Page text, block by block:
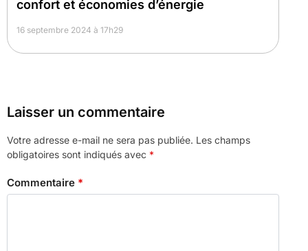
confort et économies d’énergie
16 septembre 2024 à 17h29
Laisser un commentaire
Votre adresse e-mail ne sera pas publiée. Les champs
obligatoires sont indiqués avec *
Commentaire *